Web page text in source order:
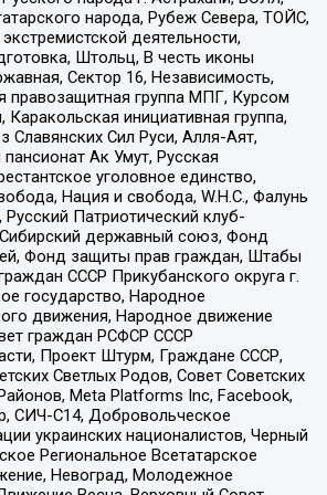
народа, Рубеж Севера, ТОЙС,
деятельности,
Штольц, В честь иконы
Сектор 16, Независимость,
группа МПГ, Курсом
инициативная группа,
Сил Руси, Алля-Аят,
Ак Умут, Русская
уголовное единство,
Нация и свобода, W.H.С., Фалунь
Патриотический клуб-
державный союз, Фонд
Фонд защиты прав граждан, Штабы
СССР Прикубанского округа г.
государство, Народное
движения, Народное движение
граждан РСФСР СССР
Проект Штурм, Граждане СССР,
Светлых Родов, Совет Советских
Meta Platforms Inc, Facebook,
СИЧ-С14, Добровольческое
украинских националистов, Черный
Региональное Всетатарское
Невоград, Молодежное